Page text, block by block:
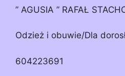
” AGUSIA ” RAFAŁ
Odzież i obuwie/Dla
604223691